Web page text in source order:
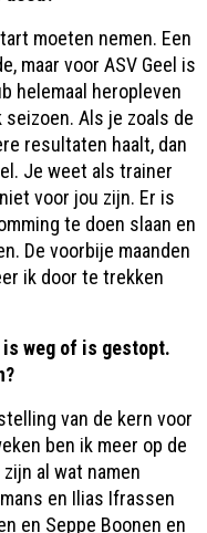
moeten nemen. Een
maar voor ASV Geel is
helemaal heropleven
Als je zoals de
resultaten haalt, dan
Je weet als trainer
voor jou zijn. Er is
te doen slaan en
De voorbije maanden
ik door te trekken
weg of is gestopt.
van de kern voor
ben ik meer op de
al wat namen
en Ilias Ifrassen
en Seppe Boonen en